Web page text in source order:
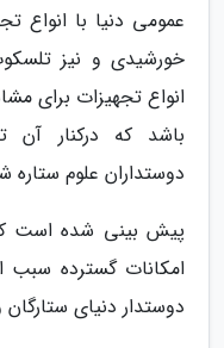
عمومی دنیا با انواع
خورشیدی و نیز
انواع تجهیزات برای
باشد که درکنار
دوستداران علوم
پیش بینی شده است
امکانات گسترده سبب
دوستدار دنیای